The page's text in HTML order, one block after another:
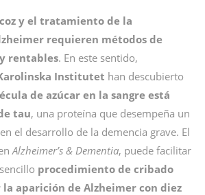
y el tratamiento de la
requieren métodos de
rentables. En este sentido,
Institutet han descubierto
de azúcar en la sangre está
tau, una proteína que desempeña un
el desarrollo de la demencia grave. El
Alzheimer’s & Dementia, puede facilitar
procedimiento de cribado
la aparición de Alzheimer con diez